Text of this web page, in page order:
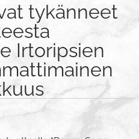
tykänneet
Irtoripsien